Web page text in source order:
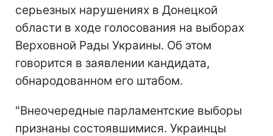
серьезных нарушениях в Донецкой
области в ходе голосования на выборах
Верховной Рады Украины. Об этом
говорится в заявлении кандидата,
обнародованном его штабом.
"Внеочередные парламентские выборы
признаны состоявшимися. Украинцы